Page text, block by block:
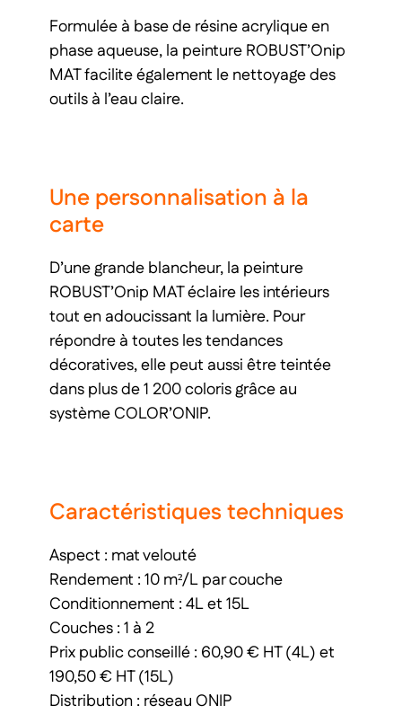
Formulée à base de résine acrylique en
phase aqueuse, la peinture ROBUST’Onip
MAT facilite également le nettoyage des
outils à l’eau claire.
Une personnalisation à la
carte
D’une grande blancheur, la peinture
ROBUST’Onip MAT éclaire les intérieurs
tout en adoucissant la lumière. Pour
répondre à toutes les tendances
décoratives, elle peut aussi être teintée
dans plus de 1 200 coloris grâce au
système COLOR’ONIP.
Caractéristiques techniques
Aspect : mat velouté
Rendement : 10 m²/L par couche
Conditionnement : 4L et 15L
Couches : 1 à 2
Prix public conseillé : 60,90 € HT (4L) et
190,50 € HT (15L)
Distribution : réseau ONIP